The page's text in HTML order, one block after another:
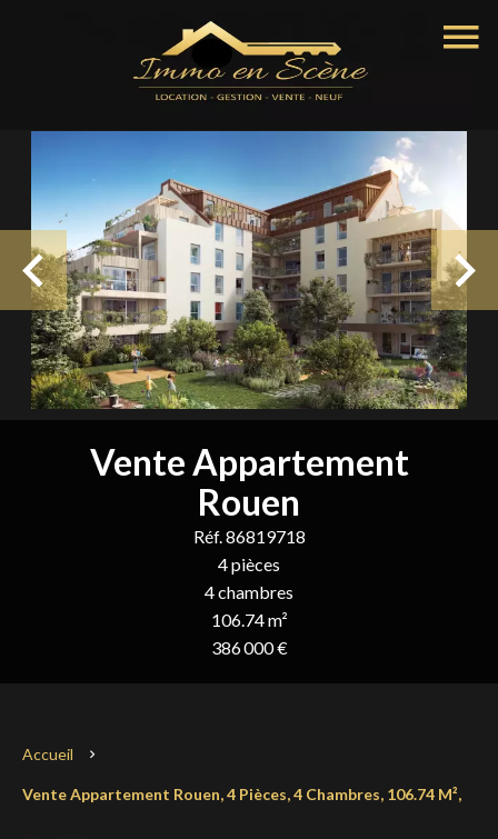
Vente Appartement
Rouen
Réf. 86819718
4 pièces
4 chambres
106.74 m²
386 000 €
Accueil
Vente Appartement Rouen, 4 Pièces, 4 Chambres, 106.74 M²,